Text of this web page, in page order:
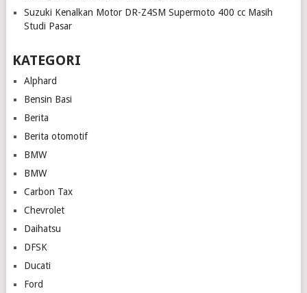
Suzuki Kenalkan Motor DR-Z4SM Supermoto 400 cc Masih
Studi Pasar
KATEGORI
Alphard
Bensin Basi
Berita
Berita otomotif
BMW
BMW
Carbon Tax
Chevrolet
Daihatsu
DFSK
Ducati
Ford